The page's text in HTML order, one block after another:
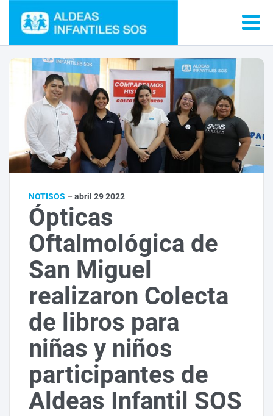
NOTISOS – abril 29 2022
Ópticas
Oftalmológica de
San Miguel
realizaron Colecta
de libros para
niñas y niños
participantes de
Aldeas Infantil SOS